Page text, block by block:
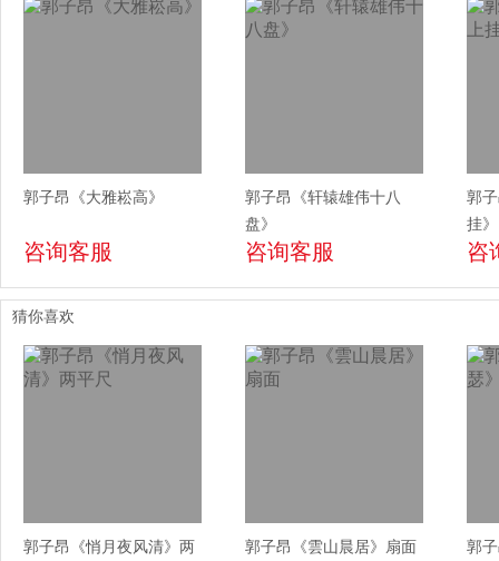
郭子昂《大雅崧高》
咨询客服
郭子昂《轩辕雄伟十八
盘》
咨询客服
郭
挂》
咨
猜你喜欢
郭子昂《悄月夜风清》两
郭子昂《雲山晨居》扇面
郭